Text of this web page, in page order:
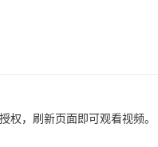
权，刷新页面即可观看视频。